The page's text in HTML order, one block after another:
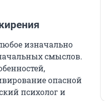
изначально
смыслов.
опасной
психолог и